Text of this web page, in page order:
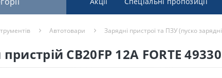
Автотовари Зарядні пристрої та ПЗУ (пуско
CB20FP 12А FORTE